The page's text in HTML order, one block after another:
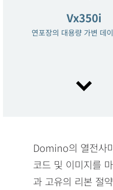
Vx350i
연포장의 대용량 가변 데
Ax350i
THE REINVENTION OF
Domino의 열전사
코드 및 이미지를
과 고유의 리본 절